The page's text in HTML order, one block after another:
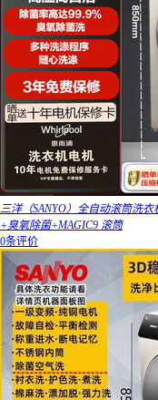
三洋（SANYO）全自动滚筒洗
+臭氧除菌+MAGIC9 滚筒
0条评价